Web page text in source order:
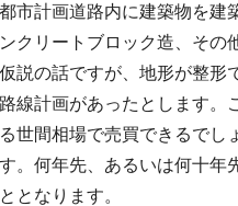
都市計画道路内に建築物を建
ンクリートブロック造、その
仮説の話ですが、地形が整形
路線計画があったとします。
る世間相場で売買できるでし
す。何年先、あるいは何十年
ととなります。